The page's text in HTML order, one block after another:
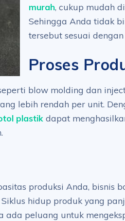
murah, cukup mudah
Sehingga Anda tidak
tersebut sesuai
Proses
blow molding dan
lebih rendah per unit.
plastik dapat
produksi Anda, bisnis
hidup produk yang
ada peluang untuk